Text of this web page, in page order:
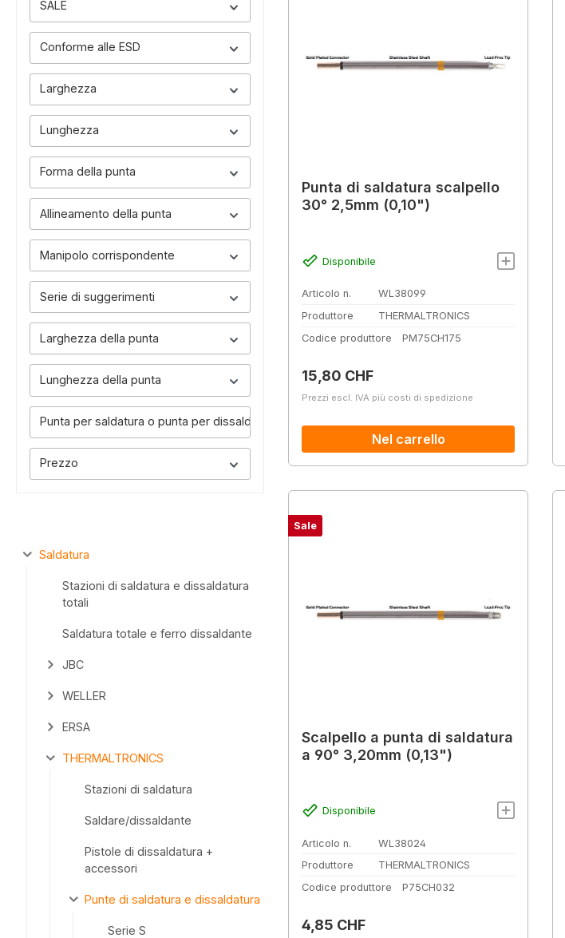
SALE
Conforme alle ESD
Larghezza
Lunghezza
Forma della punta
Allineamento della punta
Manipolo corrispondente
Serie di suggerimenti
Larghezza della punta
Lunghezza della punta
Punta per saldatura o punta per dissaldatura
Prezzo
Saldatura
Stazioni di saldatura e dissaldatura
totali
Saldatura totale e ferro dissaldante
JBC
WELLER
ERSA
THERMALTRONICS
Stazioni di saldatura
Saldare/dissaldante
Pistole di dissaldatura +
accessori
Punte di saldatura e dissaldatura
Serie S
Punta di saldatura scalpello
30° 2,5mm (0,10")
Disponibile
Articolo n.
WL38099
Produttore
THERMALTRONICS
Codice produttore
PM75CH175
Prezzo normale:
15,80 CHF
Prezzi escl. IVA più costi di spedizione
Nel carrello
Sale
Scalpello a punta di saldatura
a 90° 3,20mm (0,13")
Disponibile
Articolo n.
WL38024
Produttore
THERMALTRONICS
Codice produttore
P75CH032
Prezzo normale:
4,85 CHF